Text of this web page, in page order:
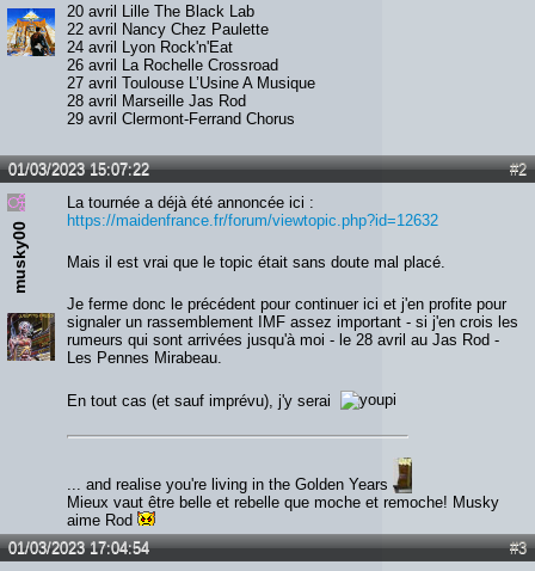
20 avril Lille The Black Lab
22 avril Nancy Chez Paulette
24 avril Lyon Rock'n'Eat
26 avril La Rochelle Crossroad
27 avril Toulouse L’Usine A Musique
28 avril Marseille Jas Rod
29 avril Clermont-Ferrand Chorus
#2
01/03/2023 15:07:22
musky00
La tournée a déjà été annoncée ici :
https://maidenfrance.fr/forum/viewtopic.php?id=12632
Mais il est vrai que le topic était sans doute mal placé.
Je ferme donc le précédent pour continuer ici et j'en profite pour
signaler un rassemblement IMF assez important - si j'en crois les
rumeurs qui sont arrivées jusqu'à moi - le 28 avril au Jas Rod -
Les Pennes Mirabeau.
En tout cas (et sauf imprévu), j'y serai
... and realise you're living in the Golden Years
Mieux vaut être belle et rebelle que moche et remoche! Musky
aime Rod
#3
01/03/2023 17:04:54